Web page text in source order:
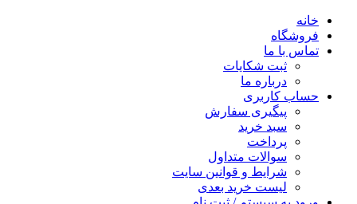
خانه
فروشگاه
تماس با ما
ثبت شکایات
درباره ما
حساب کاربری
پیگیری سفارش
سبد خرید
پرداخت
سوالات متداول
شرایط و قوانین سایت
لیست خرید بعدی